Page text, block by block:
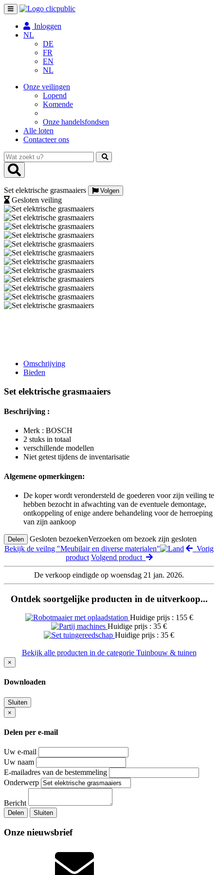
Toggle
navigation
Inloggen
NL
DE
FR
EN
NL
Onze veilingen
Lopend
Komende
Onze handelsfondsen
Alle loten
Contacteer ons
Wat
zoekt
u?
Set elektrische grasmaaiers Volgen
Gesloten veiling
Omschrijving
Bieden
Set elektrische grasmaaiers
Beschrijving :
Merk : BOSCH
2 stuks in totaal
verschillende modellen
Niet getest tijdens de inventarisatie
Algemene opmerkingen:
De koper wordt verondersteld de goederen voor zijn veiling te
hebben bezocht in afwachting van de eventuele demontage,
ontkoppeling of enige andere behandeling voor de herroeping
van zijn aankoop
Delen Gesloten bezoekenVerzoeken om bezoek zijn gesloten
Bekijk de veilng "Meubilair en diverse materialen"
Vorig
product Volgend product
De verkoop eindigde op woensdag 21 jan. 2026.
Ontdek soortgelijke producten in de uitverkoop...
Huidige prijs : 155 €
Huidige prijs : 35 €
Huidige prijs : 35 €
Bekijk alle producten in de categorie Tuinbouw & tuinen
×
Downloaden
Sluiten
×
Delen per e-mail
Uw e-mail
Uw naam
E-mailadres van de bestemmeling
Onderwerp
Bericht
Delen Sluiten
Onze nieuwsbrief